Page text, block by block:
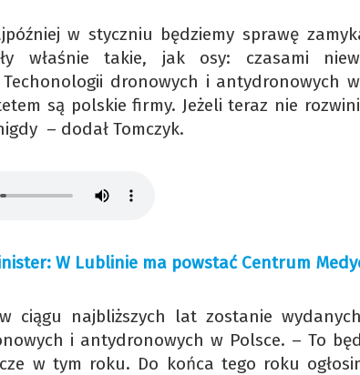
w styczniu będziemy sprawę
właśnie takie, jak osy: czasami
Techonologii dronowych i antydronowych
są polskie firmy. Jeżeli teraz nie
– dodał Tomczyk.
W Lublinie ma powstać Centrum
ciągu najbliższych lat zostanie
i antydronowych w Polsce. – To
w tym roku. Do końca tego roku